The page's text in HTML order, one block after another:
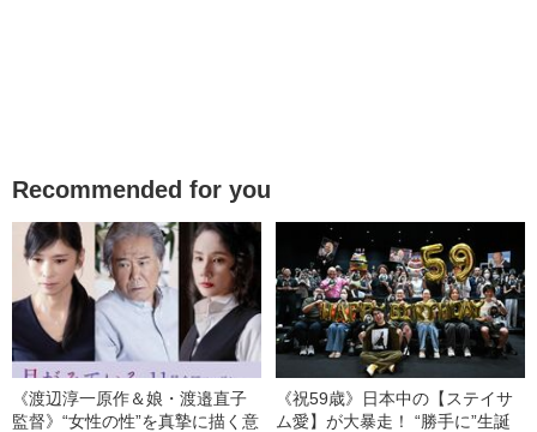
Recommended for you
《渡辺淳一原作＆娘・渡邉直子
監督》“女性の性”を真摯に描く意
《祝59歳》日本中の【ステイサ
ム愛】が大暴走！ “勝手に”生誕